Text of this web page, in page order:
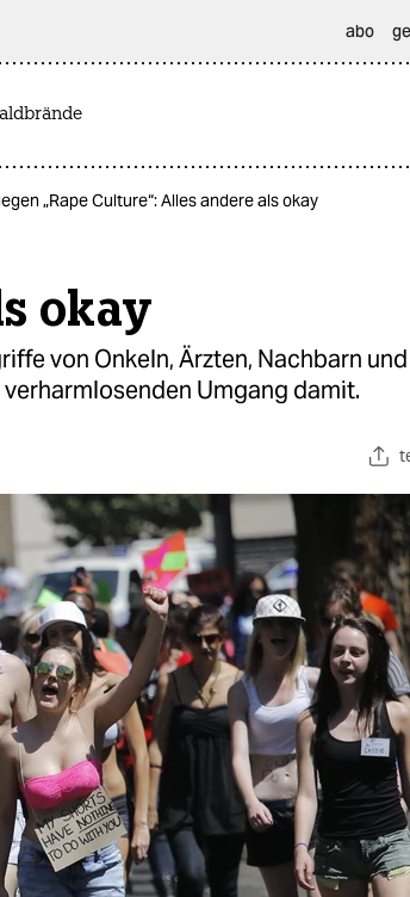
abo
„Rape Culture“: Alles andere als okay
okay
von Onkeln, Ärzten, Nachbarn und
Umgang damit.